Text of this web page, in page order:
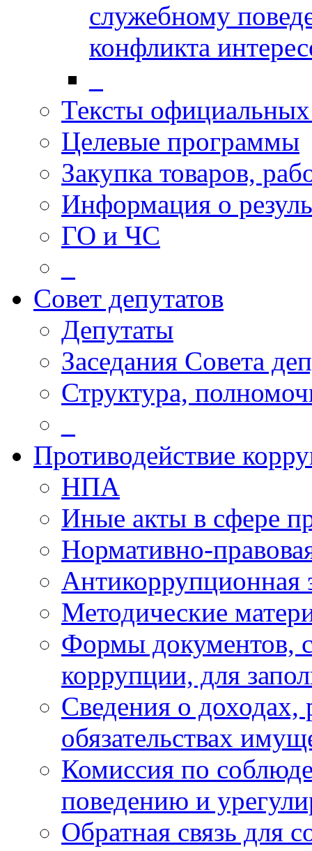
служебному
конфликта
Тексты
Целевые программы
Закупка товаров,
Информация о
ГО и ЧС
Совет депутатов
Депутаты
Заседания Совета
Структура,
Противодействие
НПА
Иные акты в сфере
Нормативно-
Антикоррупционная
Методические
Формы документов,
коррупции, для
Сведения о доходах,
обязательствах
Комиссия по
поведению и
Обратная связь для